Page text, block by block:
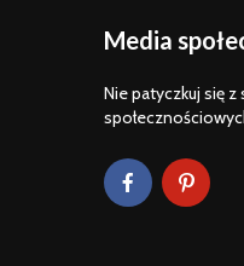
Media
Nie patyczkuj się